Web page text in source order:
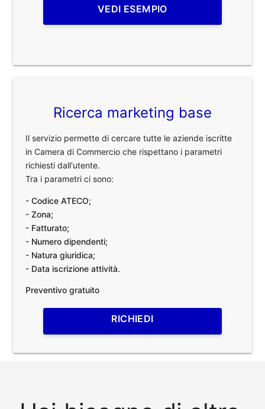
VEDI ESEMPIO
Ricerca marketing base
Il servizio permette di cercare tutte le aziende iscritte
in Camera di Commercio che rispettano i parametri
richiesti dall'utente.
Tra i parametri ci sono:
- Codice ATECO;
- Zona;
- Fatturato;
- Numero dipendenti;
- Natura giuridica;
- Data iscrizione attività.
Preventivo gratuito
RICHIEDI